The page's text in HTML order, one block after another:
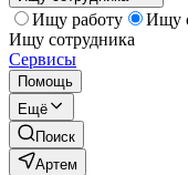
Ищу работу
Ищу
Ищу сотрудника
Сервисы
Помощь
Ещё
Поиск
Артем